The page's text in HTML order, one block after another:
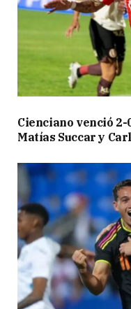
Cienciano venció
Matías Succar y